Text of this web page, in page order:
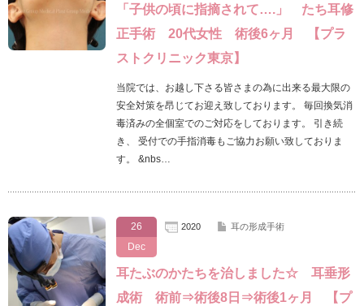
「子供の頃に指摘されて….」 たち耳修
正手術 20代女性 術後6ヶ月 【プラ
ストクリニック東京】
当院では、お越し下さる皆さまの為に出来る最大限の
安全対策を昂じてお迎え致しております。 毎回換気消
毒済みの全個室でのご対応をしております。 引き続
き、 受付での手指消毒もご協力お願い致しておりま
す。 &nbs…
26
Dec
2020 耳の形成手術
耳たぶのかたちを治しました☆ 耳垂形
成術 術前⇒術後8日⇒術後1ヶ月 【プ